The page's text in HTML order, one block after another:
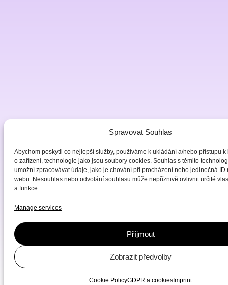
Spravovat Souhlas
Abychom poskytli co nejlepší služby, používáme k ukládání a/nebo přístupu k
o zařízení, technologie jako jsou soubory cookies. Souhlas s těmito
umožní zpracovávat údaje, jako je chování při procházení nebo jedinečná ID
webu. Nesouhlas nebo odvolání souhlasu může nepříznivě ovlivnit určité
a funkce.
Manage services
Příjmout
Zobrazit předvolby
Cookie PolicyGDPR a cookies Imprint